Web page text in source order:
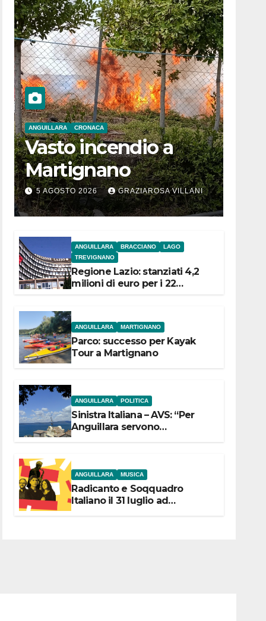
ANGUILLARA CRONACA
Vasto incendio a
Martignano
5 AGOSTO 2026 GRAZIAROSA VILLANI
ANGUILLARA BRACCIANO
LAGO
TREVIGNANO
Regione Lazio: stanziati 4,2
milioni di euro per i 22
ANGUILLARA MARTIGNANO
Parco: successo per Kayak
Tour a Martignano
ANGUILLARA POLITICA
Sinistra Italiana – AVS: “Per
Anguillara servono
ANGUILLARA MUSICA
Radicanto e Soqquadro
Italiano il 31 luglio ad